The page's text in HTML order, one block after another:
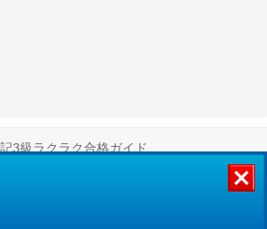
3級ラクラク合格ガイド